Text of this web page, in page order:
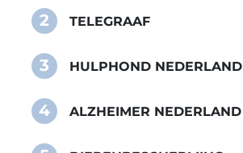
2 TELEGRAAF
3 HULPHOND NEDERLAND
4 ALZHEIMER NEDERLAND